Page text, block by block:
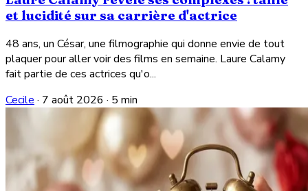
et lucidité sur sa carrière d'actrice
48 ans, un César, une filmographie qui donne envie de tout
plaquer pour aller voir des films en semaine. Laure Calamy
fait partie de ces actrices qu'o...
Cecile · 7 août 2026 · 5 min